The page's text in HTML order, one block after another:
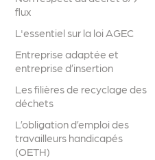
flux
L'essentiel sur la loi AGEC
Entreprise adaptée et
entreprise d’insertion
Les filières de recyclage des
déchets
L’obligation d’emploi des
travailleurs handicapés
(OETH)